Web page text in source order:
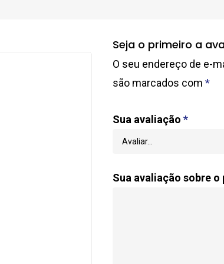
Seja o primeiro a
O seu endereço de e-
são marcados com *
Sua avaliação *
Sua avaliação sobre